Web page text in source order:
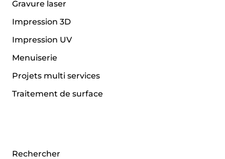
Gravure laser
Impression 3D
Impression UV
Menuiserie
Projets multi services
Traitement de surface
Rechercher